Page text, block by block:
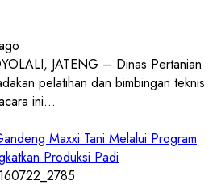
JATENG – Dinas Pertanian
pelatihan dan bimbingan teknis
ini...
Maxxi Tani Melalui Program
Produksi Padi